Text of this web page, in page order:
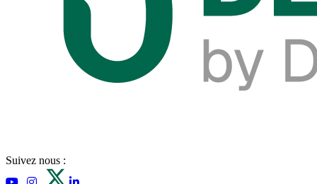
Suivez nous :